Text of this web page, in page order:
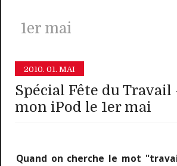
1er mai
2010. 01. MAI
Spécial Fête du Travail
mon iPod le 1er mai
Quand on cherche le mot